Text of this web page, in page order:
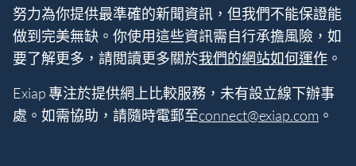
努力為你提供最準確的新聞資訊，但我們不能保證能
做到完美無缺。你使用這些資訊需自行承擔風險，如
要了解更多，請閲讀更多關於我們的網站如何運作 。
Exiap 專注於提供網上比較服務，未有設立線下辦事
處。如需協助，請隨時電郵至connect@exiap.com 。